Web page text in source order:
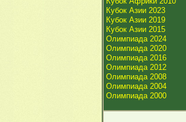
Кубок Азии 2023
Кубок Азии 2019
Кубок Азии 2015
Олимпиада 2024
Олимпиада 2020
Олимпиада 2016
Олимпиада 2012
Олимпиада 2008
Олимпиада 2004
Олимпиада 2000